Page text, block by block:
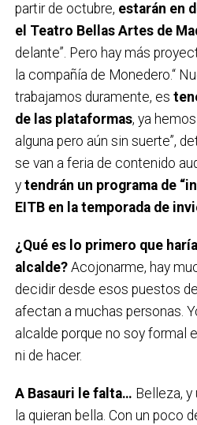
partir de octubre, estarán en
el Teatro Bellas Artes de
delante”. Pero hay más
la compañía de Monedero.“
trabajamos duramente, es
de las plataformas, ya
alguna pero aún sin suerte”,
se van a feria de contenido
y tendrán un programa de
EITB en la temporada de
¿Qué es lo primero que
alcalde?Acojonarme, hay
decidir desde esos puestos
afectan a muchas personas.
alcalde porque no soy formal
ni de hacer.
A Basauri le falta… Belleza,
la quieran bella. Con un poco